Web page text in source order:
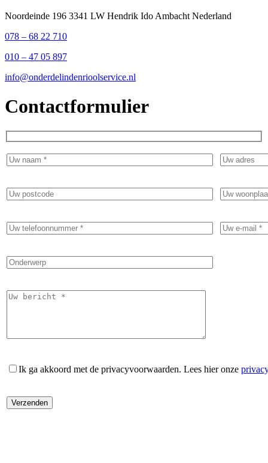
Noordeinde 196 3341 LW Hendrik Ido Ambacht Nederland
078 – 68 22 710
010 – 47 05 897
info@onderdelindenrioolservice.nl
Contactformulier
Ik ga akkoord met de privacyvoorwaarden. Lees hier onze